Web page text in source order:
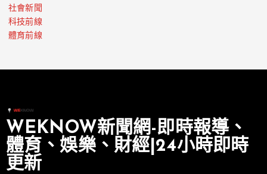
社會新聞
科技前線
體育前線
WEKNOW新聞網-即時報導、
體育、娛樂、財經|24小時即時
更新